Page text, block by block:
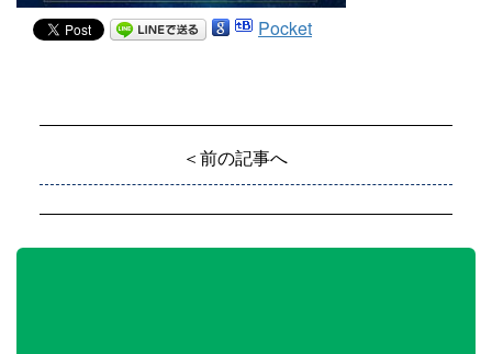
Pocket
＜前の記事へ